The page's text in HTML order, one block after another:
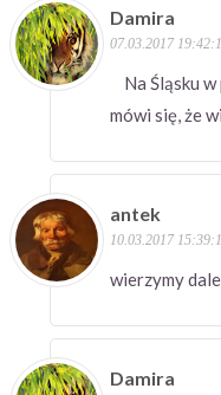
Damira
07.03.2017
Na Śląsku
mówi się, że
antek
10.03.2017
wierzymy
Damira